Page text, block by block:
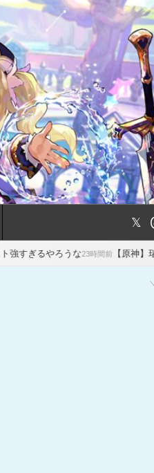
𝕏
23時間前【原神】瑞希がポンポン30